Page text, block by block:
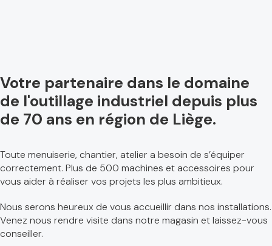
Votre partenaire dans le domaine
de l'outillage industriel depuis plus
de 70 ans en région de Liège.
Toute menuiserie, chantier, atelier a besoin de s’équiper
correctement. Plus de 500 machines et accessoires pour
vous aider à réaliser vos projets les plus ambitieux.
Nous serons heureux de vous accueillir dans nos installations.
Venez nous rendre visite dans notre magasin et laissez-vous
conseiller.